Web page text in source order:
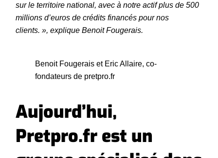
sur le territoire national, avec à notre actif plus de 500
millions d’euros de crédits financés pour nos
clients. », explique Benoit Fougerais.
Benoit Fougerais et Eric Allaire, co-
fondateurs de pretpro.fr
Aujourd’hui,
Pretpro.fr est un